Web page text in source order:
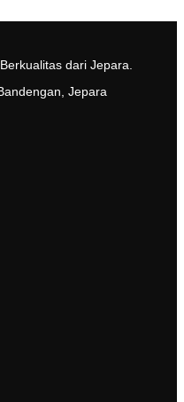
dari Jepara.
Jepara